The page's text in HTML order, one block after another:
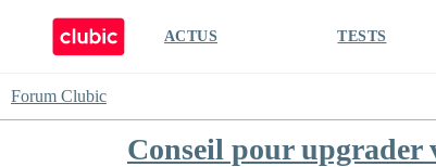
ACTUS TESTS
Forum Clubic
Conseil pour upgrader